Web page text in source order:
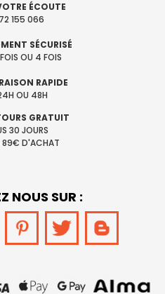
ÉCOUTE
155 066
SÉCURISÉ
OU 4 FOIS
RAPIDE
OU 48H
GRATUIT
30 JOURS
89€ D'ACHAT
NOUS SUR :